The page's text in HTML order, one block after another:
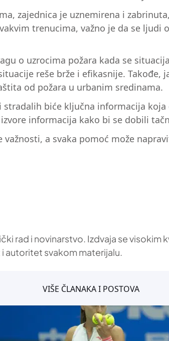
zajednica je uznemirena i
trenucima, važno je da se
o uzrocima požara kada se
reše brže i efikasnije.
od požara u urbanim sredinama.
biće ključna informacija
informacija kako bi se dobili
a svaka pomoć može
rad i novinarstvo. Izdvaja se
autoritet svakom materijalu.
VIŠE ČLANAKA I POSTOVA